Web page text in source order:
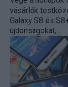
vásárlók
Galaxy S8 és
újdonságokat,...